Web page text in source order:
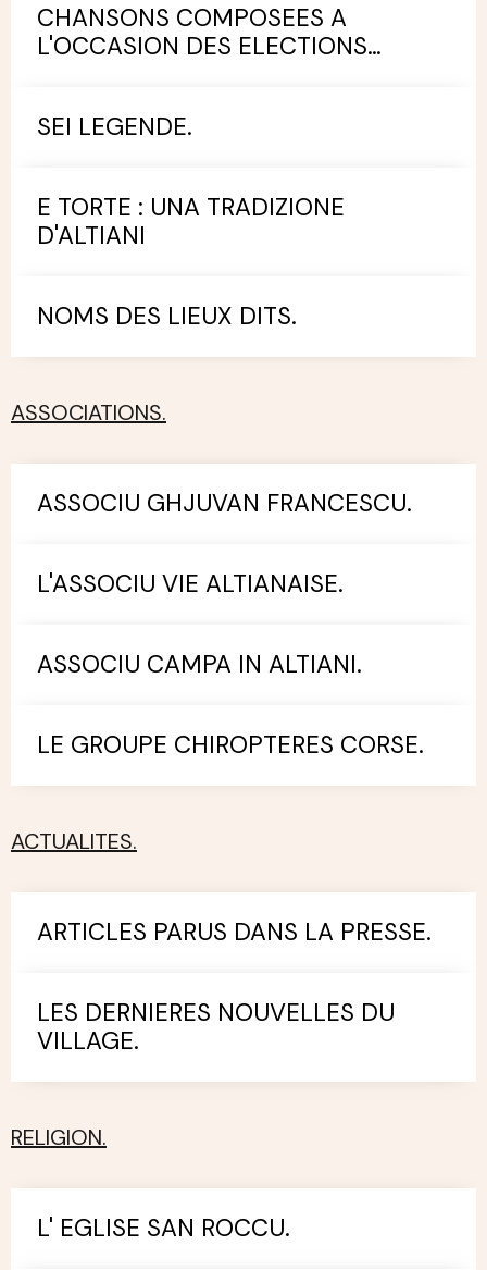
CHANSONS COMPOSEES A
L'OCCASION DES ELECTIONS
SEI LEGENDE.
E TORTE : UNA TRADIZIONE
D'ALTIANI
NOMS DES LIEUX DITS.
ASSOCIATIONS.
ASSOCIU GHJUVAN FRANCESCU.
L'ASSOCIU VIE ALTIANAISE.
ASSOCIU CAMPA IN ALTIANI.
LE GROUPE CHIROPTERES CORSE.
ACTUALITES.
ARTICLES PARUS DANS LA PRESSE.
LES DERNIERES NOUVELLES DU
VILLAGE.
RELIGION.
L' EGLISE SAN ROCCU.